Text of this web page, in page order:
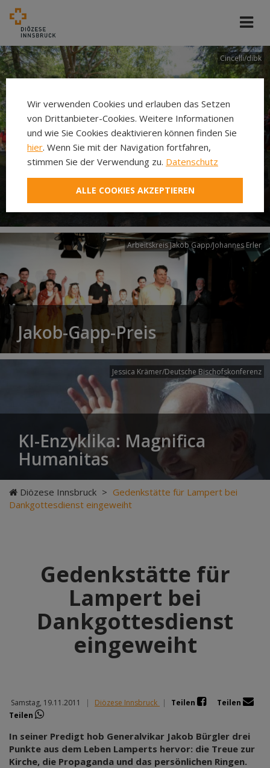
Cincelli/dibk
Neuer Pilgerweg Via
Laudato si’
Arbeitskreis Jakob Gapp/Johannes Erler
Jakob-Gapp-Preis
Jessica Krämer/Deutsche Bischofskonferenz
KI-Enzyklika: Magnifica
Humanitas
Diözese Innsbruck > Gedenkstätte für Lampert bei
Dankgottesdienst eingeweiht
Gedenkstätte für
Lampert bei
Dankgottesdienst
eingeweiht
Samstag, 19.11.2011 | Diözese Innsbruck | Teilen
Teilen
Teilen
In seiner Predigt hob Generalvikar Jakob Bürgler drei
Punkte aus dem Leben Lamperts hervor: die Treue zur
Kirche, die Propaganda und das persönlichen Ringen.
Wir verwenden Cookies und erlauben das Setzen
von Drittanbieter-Cookies. Weitere Informationen
und wie Sie Cookies deaktivieren können finden Sie
hier. Wenn Sie mit der Navigation fortfahren,
stimmen Sie der Verwendung zu. Datenschutz
ALLE COOKIES AKZEPTIEREN